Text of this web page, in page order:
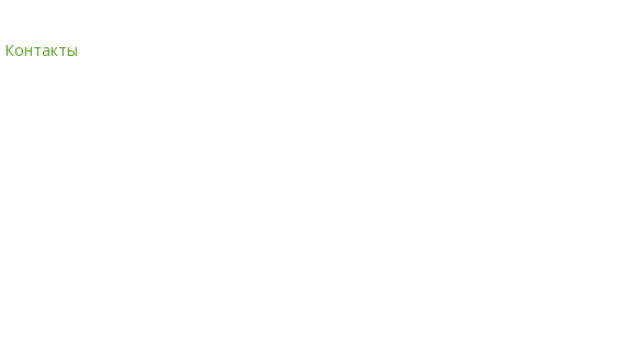
Контакты